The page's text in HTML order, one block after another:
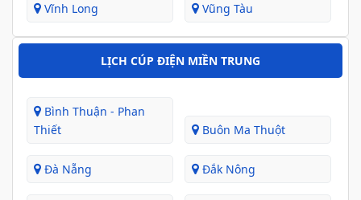
Vĩnh Long Vũng Tàu
LỊCH CÚP ĐIỆN MIỀN TRUNG
Bình Thuận - Phan
Thiết
Buôn Ma Thuột
Đà Nẵng Đắk Nông